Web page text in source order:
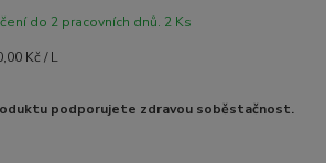
do 2 pracovních dnů. 2 Ks
Kč / L
podporujete zdravou soběstačnost.